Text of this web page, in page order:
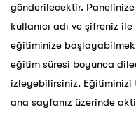
gönderilecektir.
kullanıcı adı ve şifreniz
eğitiminize
eğitim süresi boyunca
izleyebilirsiniz. Eğitiminizi
ana sayfanız üzerinde